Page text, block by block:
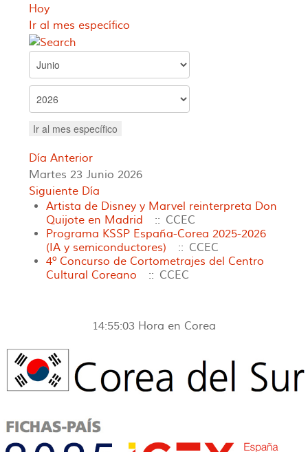
Hoy
Ir al mes específico
Ir al mes específico
Día Anterior
Martes 23 Junio 2026
Siguiente Día
Artista de Disney y Marvel reinterpreta Don
Quijote en Madrid
:: CCEC
Programa KSSP España-Corea 2025-2026
(IA y semiconductores)
:: CCEC
4º Concurso de Cortometrajes del Centro
Cultural Coreano
:: CCEC
14:55:03 Hora en Corea